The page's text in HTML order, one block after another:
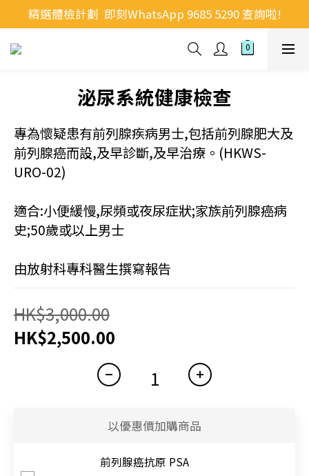
精選體檢計劃  即刻WhatsApp 9685 5290 查詢啦!
泌尿系統健康檢查
專為懷疑患有前列腺疾病男士,包括前列腺肥大及
前列腺癌而設,及早診斷,及早治療。(HKWS-
URO-02)
適合:小便緩慢,尿頻或夜尿症狀;家族前列腺癌病
史;50歲或以上男士
由放射科專科醫生撰寫報告
HK$3,000.00
HK$2,500.00
以優惠價加購商品
前列腺癌抗原 PSA